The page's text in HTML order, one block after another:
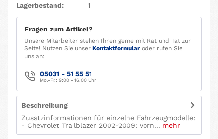
Lagerbestand:
1
Fragen zum Artikel?
Unsere Mitarbeiter stehen Ihnen gerne mit Rat und Tat zur
Seite! Nutzen Sie unser Kontaktformular oder rufen Sie
uns an:
05031 - 51 55 51
Mo.-Fr.: 9:00 - 16.00 Uhr
Beschreibung
Zusatzinformationen für einzelne Fahrzeugmodelle:
- Chevrolet Trailblazer 2002-2009: vorn... mehr